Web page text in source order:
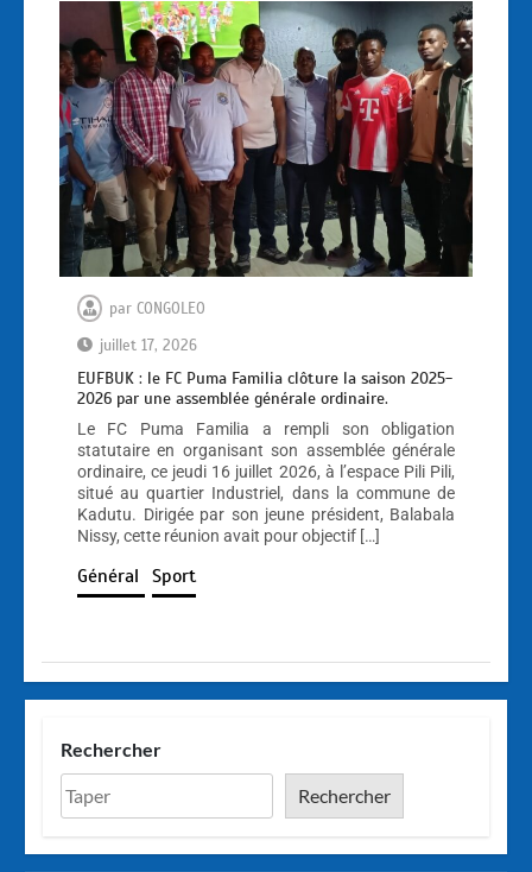
par CONGOLEO
juillet 17, 2026
EUFBUK : le FC Puma Familia clôture la saison 2025-
2026 par une assemblée générale ordinaire.
Le FC Puma Familia a rempli son obligation
statutaire en organisant son assemblée générale
ordinaire, ce jeudi 16 juillet 2026, à l’espace Pili Pili,
situé au quartier Industriel, dans la commune de
Kadutu. Dirigée par son jeune président, Balabala
Nissy, cette réunion avait pour objectif […]
Général Sport
Rechercher
Rechercher